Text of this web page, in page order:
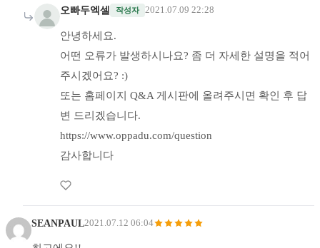
오빠두엑셀 작성자 2021.07.09 22:28
안녕하세요.
어떤 오류가 발생하시나요? 좀 더 자세한 설명을 적어
주시겠어요? :)
또는 홈페이지 Q&A 게시판에 올려주시면 확인 후 답
변 드리겠습니다.
https://www.oppadu.com/question
감사합니다
SEANPAUL2021.07.12 06:04